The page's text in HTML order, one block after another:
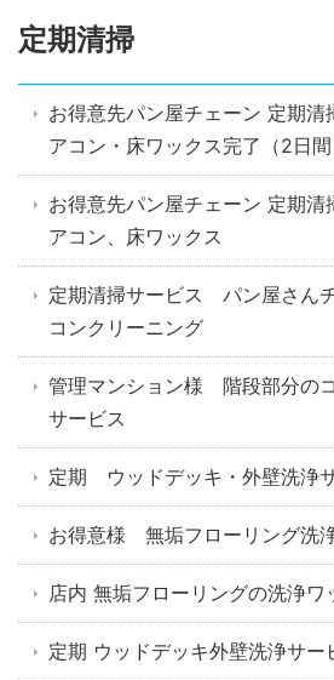
定期清掃
お得意先パン屋チェーン 定期清
アコン・床ワックス完了（2日間
お得意先パン屋チェーン 定期清
アコン、床ワックス
定期清掃サービス パン屋さん
コンクリーニング
管理マンション様 階段部分の
サービス
定期 ウッドデッキ・外壁洗浄
お得意様 無垢フローリング洗
店内 無垢フローリングの洗浄ワ
定期 ウッドデッキ外壁洗浄サー